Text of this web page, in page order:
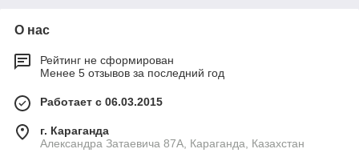
О нас
Рейтинг не сформирован
Менее 5 отзывов за последний год
Работает с 06.03.2015
г. Караганда
Александра Затаевича 87А, Караганда, Казахстан